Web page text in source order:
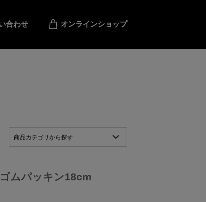
合わせ オンラインショップ
商品カテゴリから探す
ムパッキン18cm